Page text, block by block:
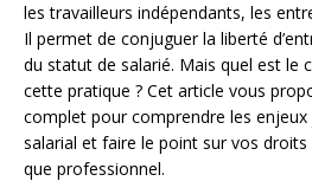
les travailleurs indépendants, les
Il permet de conjuguer la liberté
du statut de salarié. Mais quel est le
cette pratique ? Cet article vous
complet pour comprendre les
salarial et faire le point sur vos
que professionnel.